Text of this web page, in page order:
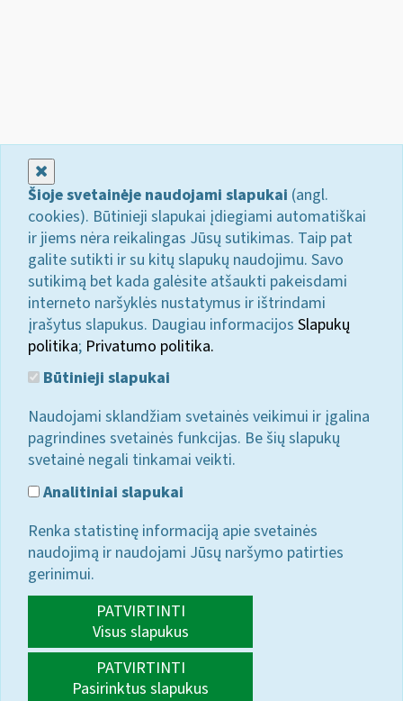
Šioje svetainėje naudojami slapukai (angl.
cookies). Būtinieji slapukai įdiegiami automatiškai
ir jiems nėra reikalingas Jūsų sutikimas. Taip pat
galite sutikti ir su kitų slapukų naudojimu. Savo
sutikimą bet kada galėsite atšaukti pakeisdami
interneto naršyklės nustatymus ir ištrindami
įrašytus slapukus. Daugiau informacijos Slapukų
politika; Privatumo politika.
Būtinieji slapukai
Naudojami sklandžiam svetainės veikimui ir įgalina
pagrindines svetainės funkcijas. Be šių slapukų
svetainė negali tinkamai veikti.
Analitiniai slapukai
Renka statistinę informaciją apie svetainės
naudojimą ir naudojami Jūsų naršymo patirties
gerinimui.
PATVIRTINTI
Visus slapukus
PATVIRTINTI
Pasirinktus slapukus